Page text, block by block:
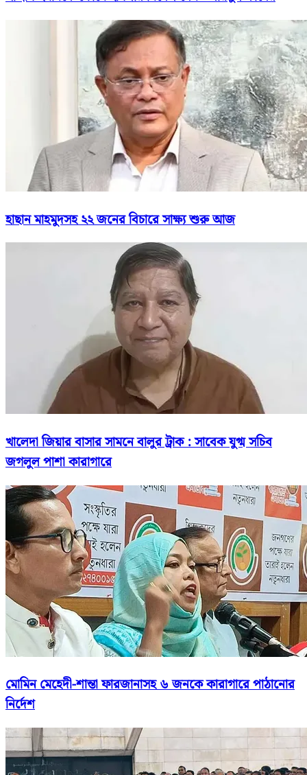
হাছান মাহমুদসহ ২২ জনের বিচারে সাক্ষ্য শুরু আজ
খালেদা জিয়ার বাসার সামনে বালুর ট্রাক : সাবেক যুগ্ম সচিব
জগলুল পাশা কারাগারে
মোমিন মেহেদী-শান্তা ফারজানাসহ ৬ জনকে কারাগারে পাঠানোর
নির্দেশ